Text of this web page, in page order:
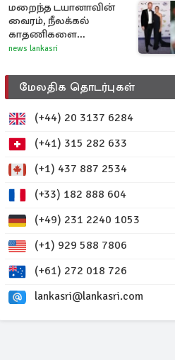
மறைந்த டயானாவின்
வைரம், நீலக்கல்
காதணிகளை
அணிந்திருந்த மேகன்
news lankasri
மேலதிக தொடர்புகள்
(+44) 20 3137 6284
(+41) 315 282 633
(+1) 437 887 2534
(+33) 182 888 604
(+49) 231 2240 1053
(+1) 929 588 7806
(+61) 272 018 726
lankasri@lankasri.com